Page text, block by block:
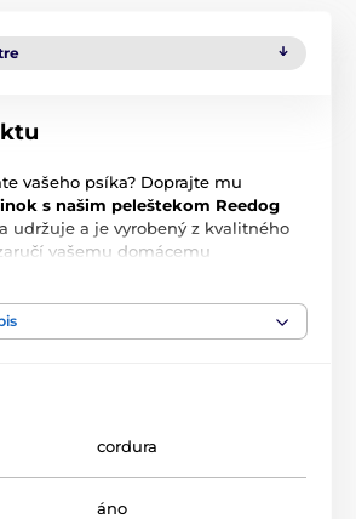
vašeho psíka? Doprajte mu
s našim peleštekom Reedog
udržuje a je vyrobený z kvalitného
vašemu domácemu
vysoký a mäkký pre príjemný
Vnútorná časť pelechu je z
cordura
áno